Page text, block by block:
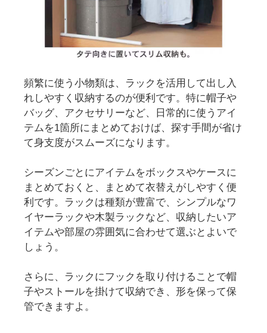
頻繁に使う小物類は、ラックを活用して出し入
れしやすく収納するのが便利です。特に帽子や
バッグ、アクセサリーなど、日常的に使うアイ
テムを1箇所にまとめておけば、探す手間が省け
て身支度がスムーズになります。
シーズンごとにアイテムをボックスやケースに
まとめておくと、まとめて衣替えがしやすく便
利です。ラックは種類が豊富で、シンプルなワ
イヤーラックや木製ラックなど、収納したいア
イテムや部屋の雰囲気に合わせて選ぶとよいで
しょう。
さらに、ラックにフックを取り付けることで帽
子やストールを掛けて収納でき、形を保って保
管できますよ。